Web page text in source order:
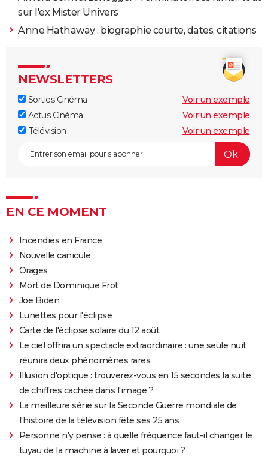
1985 Le Justicier de New York
1983 Le Justicier de minuit
1982 Un Justicier dans la ville 2 Rôle: Paul Kersey
1982 Un justicier dans la ville 2 Rôle: Paul Kersey
1980 Caboblanco
1979 Avec les compliments de Charlie
1977 Un espion de trop Rôle: Grigori Borzov
1976 Monsieur Saint-Ives
1975 Le Solitaire de Fort Humboldt
1975 Le Bagarreur
1974 Un Justicier dans la ville
1974 Mr. Majestic
sur l'ex Mister Univers
Anne Hathaway : biographie courte, dates, citations
NEWSLETTERS
Sorties Cinéma
Voir un exemple
Actus Cinéma
Voir un exemple
Télévision
Voir un exemple
EN CE MOMENT
Incendies en France
Nouvelle canicule
Orages
Mort de Dominique Frot
Joe Biden
Lunettes pour l'éclipse
Carte de l'éclipse solaire du 12 août
Le ciel offrira un spectacle extraordinaire : une seule nuit
réunira deux phénomènes rares
Illusion d'optique : trouverez-vous en 15 secondes la suite
de chiffres cachée dans l'image ?
La meilleure série sur la Seconde Guerre mondiale de
l'histoire de la télévision fête ses 25 ans
Personne n'y pense : à quelle fréquence faut-il changer le
tuyau de la machine à laver et pourquoi ?